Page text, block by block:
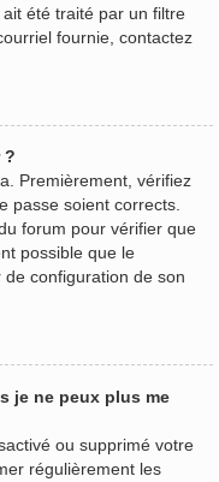
été traité par un filtre
fournie, contactez
?
Premièrement, vérifiez
passe soient corrects.
forum pour vérifier que
possible que le
configuration de son
je ne peux plus me
ou supprimé votre
régulièrement les